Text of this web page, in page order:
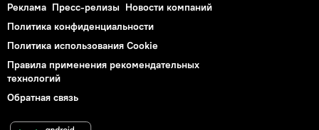
Реклама Пресс-релизы Новости компаний
Политика конфиденциальности
Политика использования Cookie
Правила применения рекомендательных
технологий
Обратная связь